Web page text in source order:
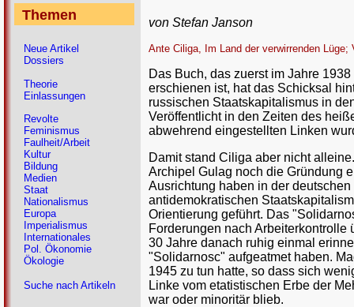
von Stefan Janson
Ante Ciliga, Im Land der verwirrenden
Das Buch, das zuerst im Jahre
erschienen ist, hat das Schicksal
russischen Staatskapitalismus in
Veröffentlicht in den Zeiten des
abwehrend eingestellten Linken
Damit stand Ciliga aber nicht
Archipel Gulag noch die Gründung
Ausrichtung haben in der
antidemokratischen
Orientierung geführt. Das
Forderungen nach
30 Jahre danach ruhig einmal
"Solidarnosc" aufgeatmet haben.
1945 zu tun hatte, so dass sich
Linke vom etatistischen Erbe der
war oder minoritär blieb.
Themen
Neue Artikel
Dossiers
Theorie
Einlassungen
Revolte
Feminismus
Faulheit/Arbeit
Kultur
Bildung
Medien
Staat
Nationalismus
Europa
Imperialismus
Internationales
Pol. Ökonomie
Ökologie
Suche nach Artikeln